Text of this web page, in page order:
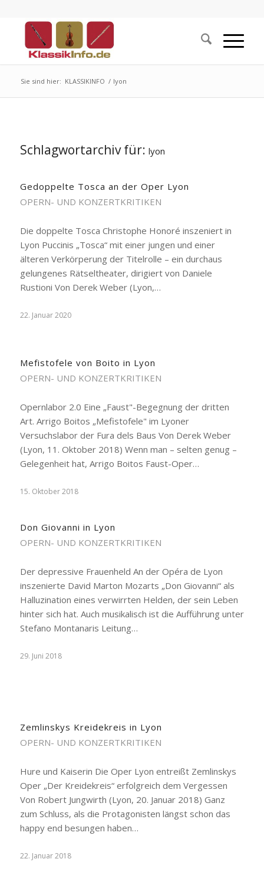
Sie sind hier: KLASSIKINFO / lyon
Schlagwortarchiv für: lyon
Gedoppelte Tosca an der Oper Lyon
OPERN- UND KONZERTKRITIKEN
Die doppelte Tosca Christophe Honoré inszeniert in
Lyon Puccinis „Tosca“ mit einer jungen und einer
älteren Verkörperung der Titelrolle – ein durchaus
gelungenes Rätseltheater, dirigiert von Daniele
Rustioni Von Derek Weber (Lyon,…
22. Januar 2020
Mefistofele von Boito in Lyon
OPERN- UND KONZERTKRITIKEN
Opernlabor 2.0 Eine „Faust"-Begegnung der dritten
Art. Arrigo Boitos „Mefistofele" im Lyoner
Versuchslabor der Fura dels Baus Von Derek Weber
(Lyon, 11. Oktober 2018) Wenn man – selten genug –
Gelegenheit hat, Arrigo Boitos Faust-Oper…
15. Oktober 2018
Don Giovanni in Lyon
OPERN- UND KONZERTKRITIKEN
Der depressive Frauenheld An der Opéra de Lyon
inszenierte David Marton Mozarts „Don Giovanni“ als
Halluzination eines verwirrten Helden, der sein Leben
hinter sich hat. Auch musikalisch ist die Aufführung unter
Stefano Montanaris Leitung…
29. Juni 2018
Zemlinskys Kreidekreis in Lyon
OPERN- UND KONZERTKRITIKEN
Hure und Kaiserin Die Oper Lyon entreißt Zemlinskys
Oper „Der Kreidekreis“ erfolgreich dem Vergessen
Von Robert Jungwirth (Lyon, 20. Januar 2018) Ganz
zum Schluss, als die Protagonisten längst schon das
happy end besungen haben…
22. Januar 2018